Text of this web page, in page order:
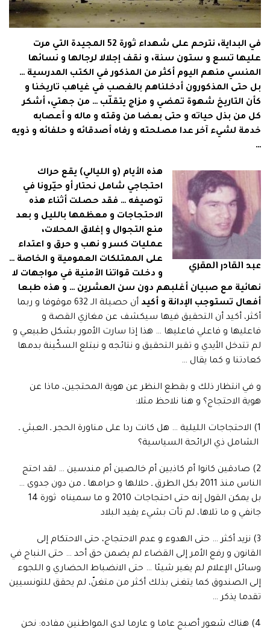
في البداية، نترحم على شهداء ثورة 52 المجيدة التي مرت
عليها تسع و ستون سنة، و نقف إجلالا لرجالها و نسائها
المنسي منهم اليوم أكثر من المذكور في الكتب المدرسية …
بل حتى المذكورون أدخلناهم بالغصب في غياهب تاريخنا و
كأن التاريخ شهوة تمضي و مزاج يتقلّب … من جهتي، أشكر
كل من بذل حياته و حتى بعضا من وقته و ماله و أعصابه
خدمة لشيء آخر عدا مصلحته و رفاه أصدقائه و حلفائه و ذويه
…
عبد القادر المقري
هذه الأيام (و الليالي) يقع حراك
احتجاجي شامل نحتار أو حيّرونا في
توصيفه … فقد حصلت أثناء هذه
الاحتجاجات و معظمها بالليل و بعد
منع التجوال و إغلاق المحلات،
عمليات كسر و نهب و حرق و اعتداء
على الممتلكات العمومية و الخاصة …
و دخلت قواتنا الأمنية في مواجهات لا
نهائية مع صبيان أغلبهم دون سن العشرين … و هذه طبعا
أفعال تستوجب الإدانة و أكيد
أن حصيلة الـ 632 موقوفا و ربما
أكثر، أكيد أن التحقيق فيها سيكشف عن مغازي القصة و
فاعليها و فاعلي فاعليها … هذا إذا سارت الأمور بشكل طبيعي و
لم تتدخل الأيدي و تقبر التحقيق و نتائجه و نبتلع السكّينة بدمها
كعادتنا و كما يقال …
و في انتظار ذلك و بقطع النظر عن هوية المحتجين، ماذا عن
هوية الاحتجاج؟ و هنا نلاحظ مثلا:
1) الاحتجاجات الليلية … هل كانت ردا على مناورة الحجر ـ العبثي ـ
الشامل ذي الرائحة السياسية؟
2) صادقين كانوا أم كاذبين أم خالصين أم مندسين … لقد احتج
الناس منذ 2011 بكل الطرق ـ حلالها و حرامها ـ من دون جدوى …
بل يمكن القول إنه حتى احتجاجات 2010 و ما سميناه ثورة 14
جانفي و ما تلاها، لم تأت بشيء يفيد البلاد
3) نزيد أكثر … حتى الهدوء و عدم الاحتجاج، حتى الاحتكام إلى
القانون و رفع الأمر إلى القضاء لم يضمن حق أحد … حتى النباح في
وسائل الإعلام لم يغير شيئا … حتى الانضباط الحضاري و اللجوء
إلى الصندوق كما يتغنى بذلك أكثر من متغنّ، لم يحقق للتونسيين
تقدما يذكر …
4) هناك شعور أصبح عاما و عارما لدى المواطنين مفاده: نحن